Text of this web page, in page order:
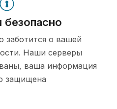
безопасно
заботится о вашей
Наши серверы
ваша информация
защищена